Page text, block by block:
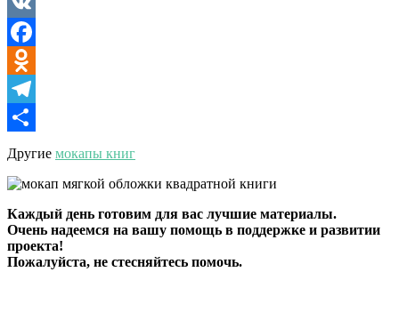
VK
Facebook
Odnoklassniki
Telegram
Отправить
Другие мокапы книг
Каждый день готовим для вас лучшие материалы.
Очень надеемся на вашу помощь в поддержке и развитии
проекта!
Пожалуйста, не стесняйтесь помочь.